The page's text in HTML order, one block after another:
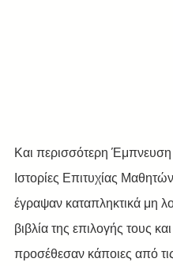
Και περισσότερη Έμπνευση
Ιστορίες Επιτυχίας
έγραψαν καταπληκτικά μη
βιβλία της επιλογής τους και
προσέθεσαν κάποιες από